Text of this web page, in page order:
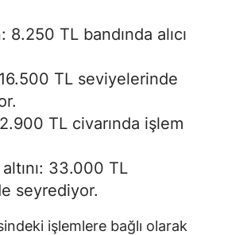
8.250 TL bandında alıcı
16.500 TL seviyelerinde
TL civarında işlem
33.000 TL
seyrediyor.
işlemlere bağlı olarak